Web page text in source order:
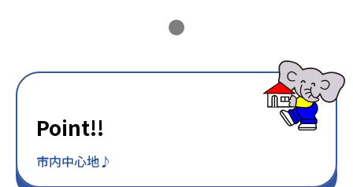
Point!!
市内中心地♪